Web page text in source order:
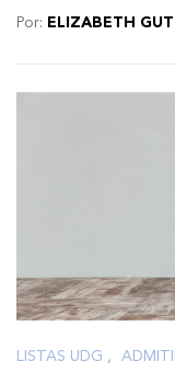
Por: ELIZABETH
LISTAS UDG ,